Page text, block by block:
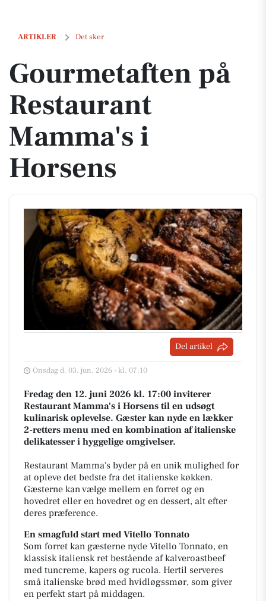
ARTIKLER Det sker
Gourmetaften på Restaurant Mamma's i Horsens
Gourmetaften på
Restaurant
Mamma's i
Horsens
Del artikel
Onsdag d. 03. jun. 2026 - kl. 07:10
Fredag den 12. juni 2026 kl. 17:00 inviterer
Restaurant Mamma's i Horsens til en udsøgt
kulinarisk oplevelse. Gæster kan nyde en lækker
2-retters menu med en kombination af italienske
delikatesser i hyggelige omgivelser.
Restaurant Mamma's byder på en unik mulighed for
at opleve det bedste fra det italienske køkken.
Gæsterne kan vælge mellem en forret og en
hovedret eller en hovedret og en dessert, alt efter
deres præference.
En smagfuld start med Vitello Tonnato
Som forret kan gæsterne nyde Vitello Tonnato, en
klassisk italiensk ret bestående af kalveroastbeef
med tuncreme, kapers og rucola. Hertil serveres
små italienske brød med hvidløgssmør, som giver
en perfekt start på middagen.